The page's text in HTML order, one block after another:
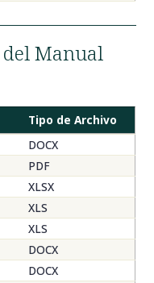
del Manual
Tipo de Archivo
DOCX
PDF
XLSX
XLS
XLS
DOCX
DOCX